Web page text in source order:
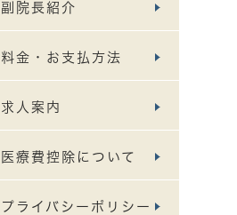
副院長紹介
料金・お支払方法
求人案内
医療費控除について
プライバシーポリシー